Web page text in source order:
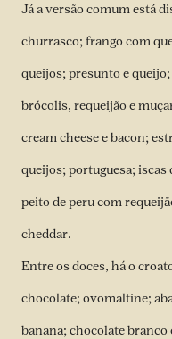
Já a versão comum está
churrasco; frango com
queijos; presunto e
brócolis, requeijão e
cream cheese e bacon;
queijos; portuguesa; iscas
peito de peru com
cheddar.
Entre os doces, há o
chocolate; ovomaltine;
banana; chocolate